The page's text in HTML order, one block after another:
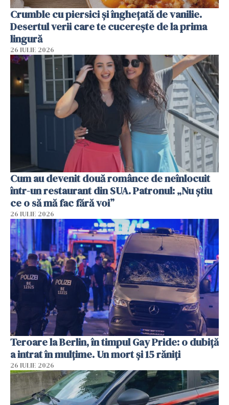
Crumble cu piersici și înghețată de vanilie.
Desertul verii care te cucerește de la prima
lingură
26 IULIE 2026
Cum au devenit două românce de neînlocuit
într-un restaurant din SUA. Patronul: „Nu știu
ce o să mă fac fără voi”
26 IULIE 2026
Teroare la Berlin, în timpul Gay Pride: o dubiță
a intrat în mulțime. Un mort și 15 răniți
26 IULIE 2026